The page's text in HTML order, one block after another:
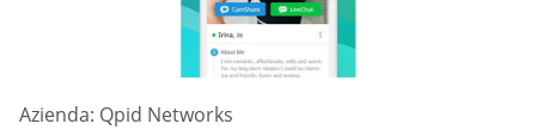
Azienda: Qpid Networks